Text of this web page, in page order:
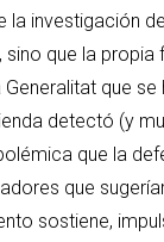
la investigación
sino que la propia
que
detectó (y
que la
que
sostiene,